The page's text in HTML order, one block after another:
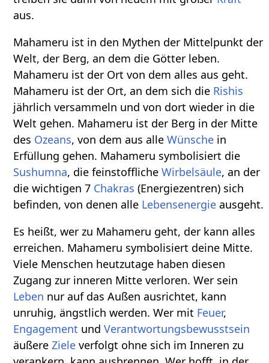
aus.
Mahameru ist in den Mythen der Mittelpunkt der
Welt, der Berg, an dem die Götter leben.
Mahameru ist der Ort von dem alles aus geht.
Mahameru ist der Ort, an dem sich die Rishis
jährlich versammeln und von dort wieder in die
Welt gehen. Mahameru ist der Berg in der Mitte
des Ozeans, von dem aus alleWünsche in
Erfüllung gehen. Mahameru symbolisiert die
Sushumna, die feinstofflicheWirbelsäule, an der
die wichtigen 7 Chakras (Energiezentren) sich
befinden, von denen alle Lebensenergie ausgeht.
Es heißt, wer zu Mahameru geht, der kann alles
erreichen. Mahameru symbolisiert deine Mitte.
Viele Menschen heutzutage haben diesen
Zugang zur inneren Mitte verloren. Wer sein
Leben nur auf das Außen ausrichtet, kann
unruhig, ängstlich werden. Wer mit Feuer,
Engagement undVerantwortungsbewusstsein
äußereZiele verfolgt ohne sich im Inneren zu